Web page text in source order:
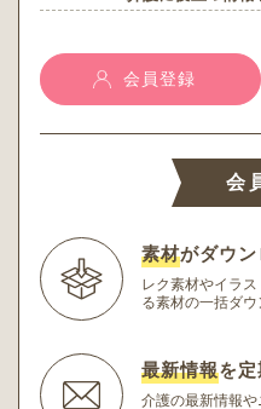
会員登録
会
素材がダウ
レク素材やイラス
る素材の一括ダウ
最新情報を
介護の最新情報や